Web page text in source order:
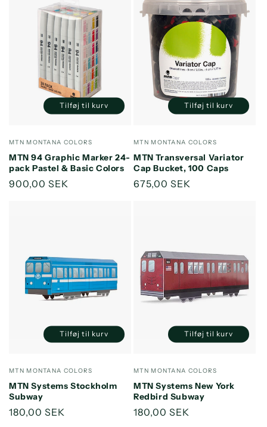
Forhandler:
MTN MONTANA COLORS
MTN 94 Graphic Marker 24-
pack Pastel & Basic Colors
Normalpris
900,00 SEK
Reducer
Title
Øg
Title
Tilføj til kurv
Forhandler:
MTN MONTANA COLORS
MTN Transversal Variator
Cap Bucket, 100 Caps
Normalpris
675,00 SEK
Reducer
Title
Øg
Title
Tilføj til kurv
Forhandler:
MTN MONTANA COLORS
MTN Systems Stockholm
Subway
Normalpris
180,00 SEK
Reducer
Title
Øg
Title
Tilføj til kurv
Forhandler:
MTN MONTANA COLORS
MTN Systems New York
Redbird Subway
Normalpris
180,00 SEK
Reducer
Title
Øg
Title
Tilføj til kurv